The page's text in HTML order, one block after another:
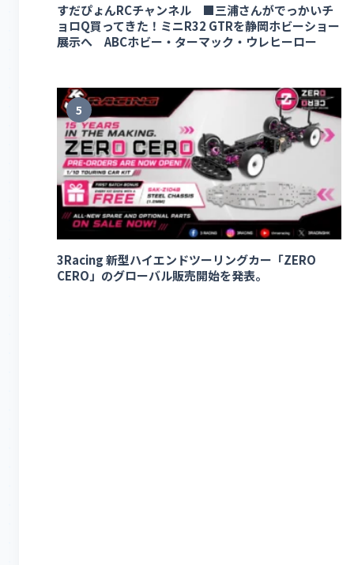
すだぴょんRCチャンネル ■三浦さんがでっかいチ
ョロQ買ってきた！ミニR32 GTRを静岡ホビーショー
展示へ ABCホビー・ターマック・ウレヒーロー
5
3Racing 新型ハイエンドツーリングカー「ZERO
CERO」のグローバル販売開始を発表。